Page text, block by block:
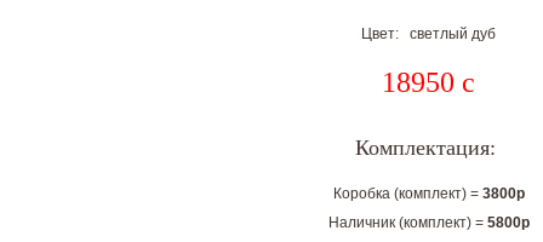
Цвет: светлый дуб
18950 c
Комплектация:
Коробка (комплект) = 3800р
Наличник (комплект) = 5800р